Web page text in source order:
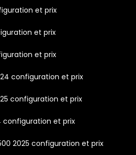
et prix
et prix
et prix
configuration et prix
configuration et prix
configuration et prix
2025 configuration et prix